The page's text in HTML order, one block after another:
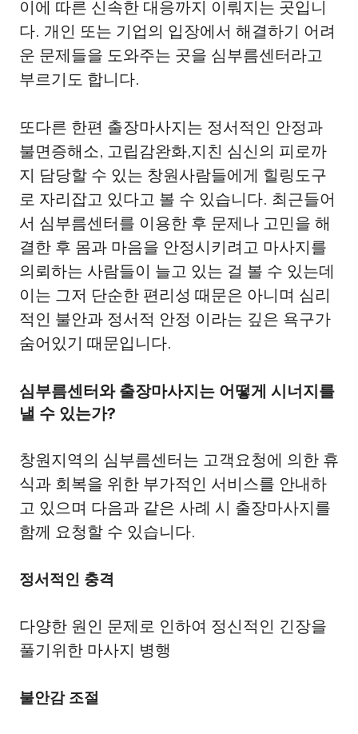
이에 따른 신속한 대응까지 이뤄지는 곳입니
다. 개인 또는 기업의 입장에서 해결하기 어려
운 문제들을 도와주는 곳을 심부름센터라고
부르기도 합니다.
또다른 한편 출장마사지는 정서적인 안정과
불면증해소, 고립감완화,지친 심신의 피로까
지 담당할 수 있는 창원사람들에게 힐링도구
로 자리잡고 있다고 볼 수 있습니다. 최근들어
서 심부름센터를 이용한 후 문제나 고민을 해
결한 후 몸과 마음을 안정시키려고 마사지를
의뢰하는 사람들이 늘고 있는 걸 볼 수 있는데
이는 그저 단순한 편리성 때문은 아니며 심리
적인 불안과 정서적 안정 이라는 깊은 욕구가
숨어있기 때문입니다.
심부름센터와 출장마사지는 어떻게 시너지를
낼 수 있는가?
창원지역의 심부름센터는 고객요청에 의한 휴
식과 회복을 위한 부가적인 서비스를 안내하
고 있으며 다음과 같은 사례 시 출장마사지를
함께 요청할 수 있습니다.
정서적인 충격
다양한 원인 문제로 인하여 정신적인 긴장을
풀기위한 마사지 병행
불안감 조절